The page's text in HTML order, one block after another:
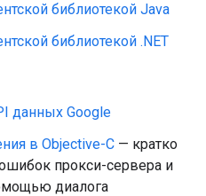
библиотекой Java
библиотекой .NET
данных Google
в Objective-C — кратко
прокси-сервера и
диалога